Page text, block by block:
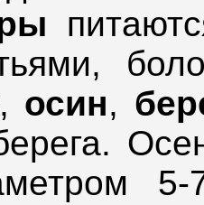
, осин,